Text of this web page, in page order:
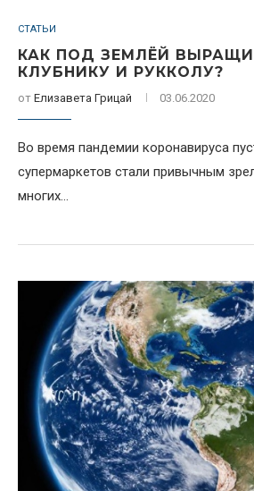
СТАТЬИ
КАК ПОД ЗЕМЛЁЙ
КЛУБНИКУ И РУККОЛУ?
от Елизавета Грицай 03.06.2020
Во время пандемии коронавируса
супермаркетов стали привычным
многих...